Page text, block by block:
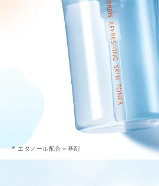
* エタノール配合＝基剤